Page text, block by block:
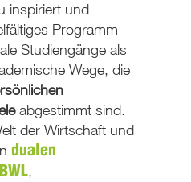
inspiriert und
Programm
Studiengänge als
Wege, die
abgestimmt sind.
der Wirtschaft und
dualen
BWL,